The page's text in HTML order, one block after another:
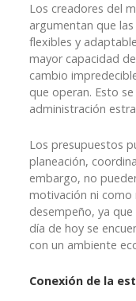
Los creadores del
argumentan que
flexibles y
mayor capacidad
cambio
que operan. Esto
administración
Los presupuestos
planeación,
embargo, no
motivación ni como
desempeño, ya
día de hoy se
con un ambiente
Conexión de la